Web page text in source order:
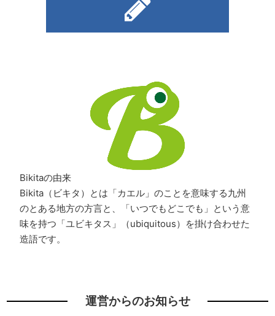
Bikitaの由来
Bikita（ビキタ）とは「カエル」のことを意味する九州
のとある地方の方言と、「いつでもどこでも」という意
味を持つ「ユビキタス」（ubiquitous）を掛け合わせた
造語です。
運営からのお知らせ